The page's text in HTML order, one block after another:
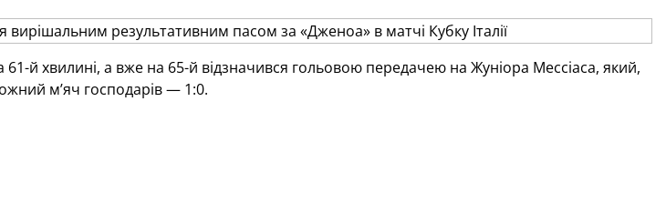
й хвилині, а вже на 65-й відзначився гольовою передачею на Жуніора Мессіаса, який,
м’яч господарів — 1:0.